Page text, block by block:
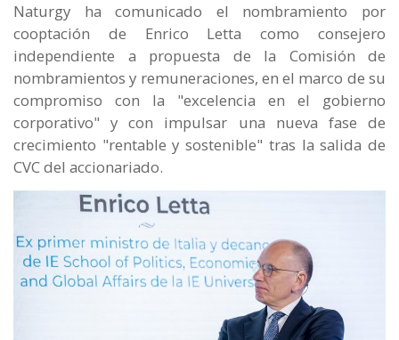
Naturgy ha comunicado el nombramiento por
cooptación de Enrico Letta como consejero
independiente a propuesta de la Comisión de
nombramientos y remuneraciones, en el marco de su
compromiso con la "excelencia en el gobierno
corporativo" y con impulsar una nueva fase de
crecimiento "rentable y sostenible" tras la salida de
CVC del accionariado.